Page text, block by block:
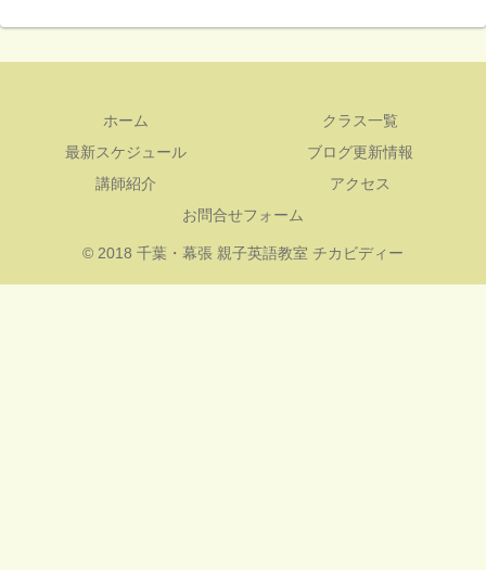
ホーム
クラス一覧
最新スケジュール
ブログ更新情報
講師紹介
アクセス
お問合せフォーム
© 2018 千葉・幕張 親子英語教室 チカビディー